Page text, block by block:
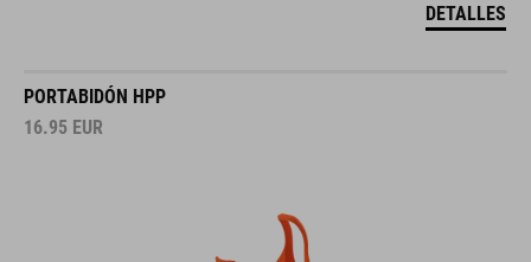
DETALLES
PORTABIDÓN HPP
16.95 EUR